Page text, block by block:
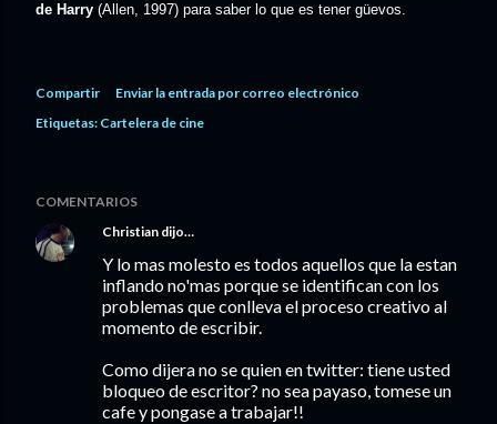
de Harry (Allen, 1997) para saber lo que es tener güevos.
Compartir
Enviar la entrada por correo electrónico
Etiquetas: Cartelera de cine
COMENTARIOS
Christian dijo…
Y lo mas molesto es todos aquellos que la estan
inflando no'mas porque se identifican con los
problemas que conlleva el proceso creativo al
momento de escribir.
Como dijera no se quien en twitter: tiene usted
bloqueo de escritor? no sea payaso, tomese un
cafe y pongase a trabajar!!